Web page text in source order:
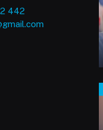
442